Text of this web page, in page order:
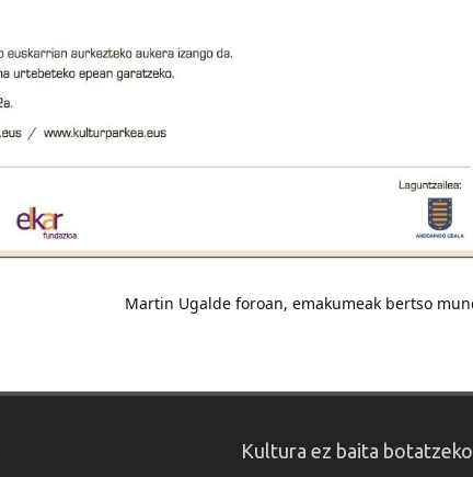
Martin Ugalde foroan, emakumeak bertso
Kultura ez baita